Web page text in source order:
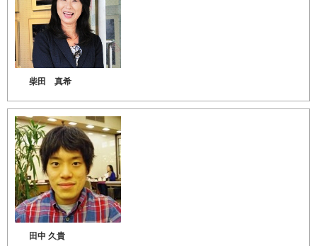
柴田 真希
田中 久貴